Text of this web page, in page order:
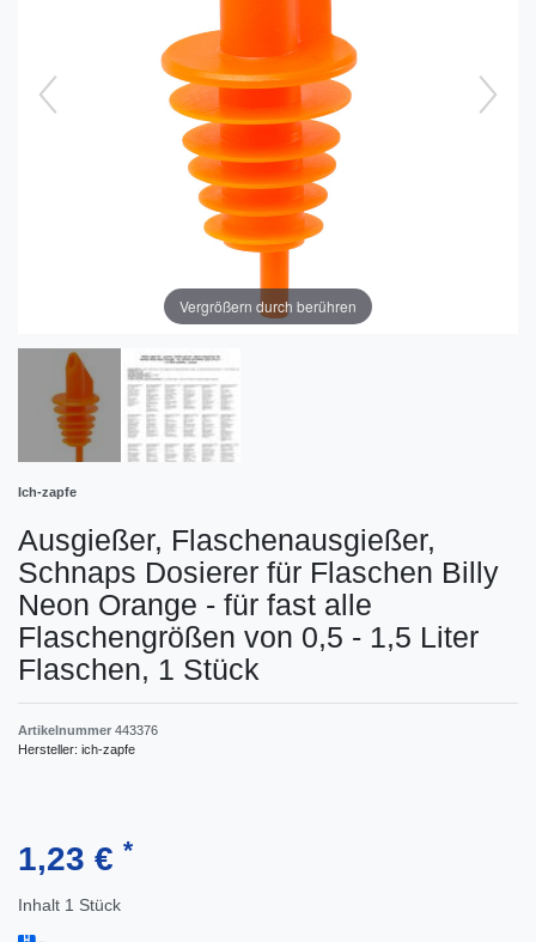
Vergrößern durch berühren
Ich-zapfe
Ausgießer, Flaschenausgießer,
Schnaps Dosierer für Flaschen Billy
Neon Orange - für fast alle
Flaschengrößen von 0,5 - 1,5 Liter
Flaschen, 1 Stück
Artikelnummer 443376
Hersteller: ich-zapfe
1,23 € *
Inhalt 1 Stück